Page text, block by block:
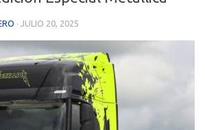
· JULIO 20, 2025